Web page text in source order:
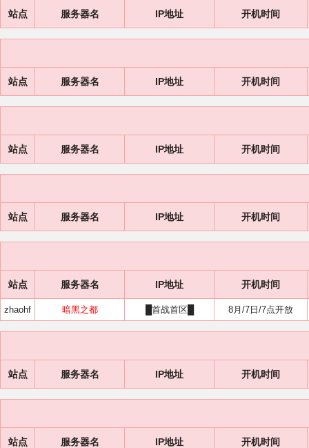
站点 服务器名 IP地址 开机时间
站点 服务器名 IP地址 开机时间
站点 服务器名 IP地址 开机时间
站点 服务器名 IP地址 开机时间
站点 服务器名 IP地址 开机时间
zhaohf 暗黑之都 █首战首区█ 8月/7日/7点开放
站点 服务器名 IP地址 开机时间
站点 服务器名 IP地址 开机时间